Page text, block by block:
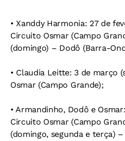
• Xanddy Harmonia: 27 de
Circuito Osmar (Campo
(domingo) – Dodô (Barra-
• Claudia Leitte: 3 de março
Osmar (Campo Grande);
• Armandinho, Dodô e
Circuito Osmar (Campo
(domingo, segunda e terça)